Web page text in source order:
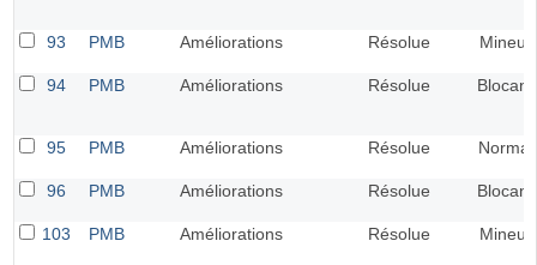
93 PMB Améliorations Résolue Mineur
94 PMB Améliorations Résolue Blocant
95 PMB Améliorations Résolue Normal
96 PMB Améliorations Résolue Blocant
103 PMB Améliorations Résolue Mineur